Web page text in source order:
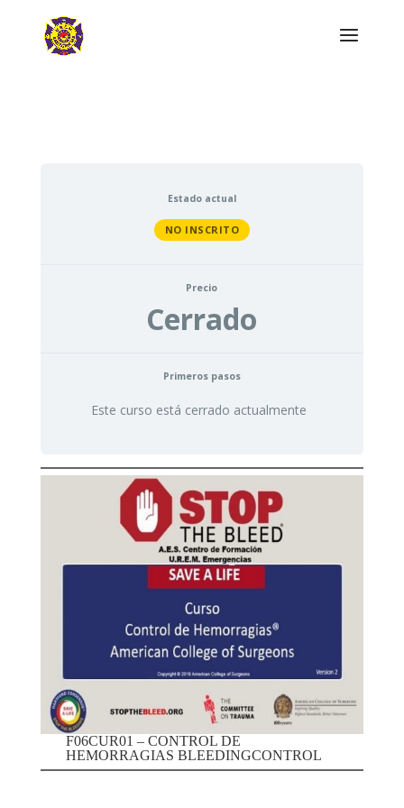
Estado actual
NO INSCRITO
Precio
Cerrado
Primeros pasos
Este curso está cerrado actualmente
F06CUR01 – CONTROL DE
HEMORRAGIAS BLEEDINGCONTROL